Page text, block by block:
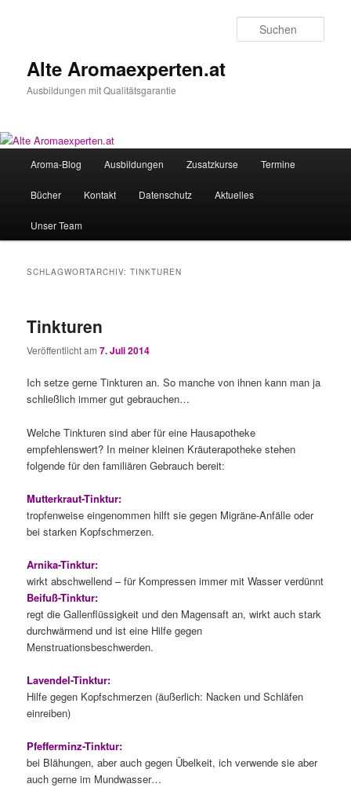
Alte Aromaexperten.at
Ausbildungen mit Qualitätsgarantie
Aroma-Blog Ausbildungen Zusatzkurse Termine
Bücher Kontakt Datenschutz Aktuelles
Unser Team
SCHLAGWORTARCHIV:TINKTUREN
Tinkturen
Veröffentlicht am7. Juli 2014
Ich setze gerne Tinkturen an. So manche von ihnen kann man ja
schließlich immer gut gebrauchen…
Welche Tinkturen sind aber für eine Hausapotheke
empfehlenswert? In meiner kleinen Kräuterapotheke stehen
folgende für den familiären Gebrauch bereit:
Mutterkraut-Tinktur:
tropfenweise eingenommen hilft sie gegen Migräne-Anfälle oder
bei starken Kopfschmerzen.
Arnika-Tinktur:
wirkt abschwellend – für Kompressen immer mit Wasser verdünnt
Beifuß-Tinktur:
regt die Gallenflüssigkeit und den Magensaft an, wirkt auch stark
durchwärmend und ist eine Hilfe gegen
Menstruationsbeschwerden.
Lavendel-Tinktur:
Hilfe gegen Kopfschmerzen (äußerlich: Nacken und Schläfen
einreiben)
Pfefferminz-Tinktur:
bei Blähungen, aber auch gegen Übelkeit, ich verwende sie aber
auch gerne im Mundwasser…